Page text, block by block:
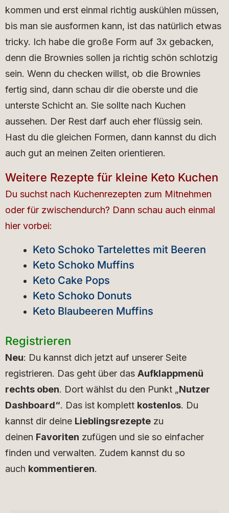
kommen und erst einmal richtig auskühlen müssen,
bis man sie ausformen kann, ist das natürlich etwas
tricky. Ich habe die große Form auf 3x gebacken,
denn die Brownies sollen ja richtig schön schlotzig
sein. Wenn du checken willst, ob die Brownies
fertig sind, dann schau dir die oberste und die
unterste Schicht an. Sie sollte nach Kuchen
aussehen. Der Rest darf auch eher flüssig sein.
Hast du die gleichen Formen, dann kannst du dich
auch gut an meinen Zeiten orientieren.
Weitere Rezepte für kleine Keto Kuchen
Du suchst nach Kuchenrezepten zum Mitnehmen
oder für zwischendurch? Dann schau auch einmal
hier vorbei:
Keto Schoko Tartelettes mit Beeren
Keto Schoko Muffins
Keto Cake Pops
Keto Schoko Donuts
Keto Blaubeeren Muffins
Registrieren
Neu: Du kannst dich jetzt auf unserer Seite
registrieren. Das geht über das Aufklappmenü
rechts oben. Dort wählst du den Punkt „Nutzer
Dashboard“. Das ist komplett kostenlos. Du
kannst dir deine Lieblingsrezepte zu
deinen Favoriten zufügen und sie so einfacher
finden und verwalten. Zudem kannst du so
auch kommentieren.